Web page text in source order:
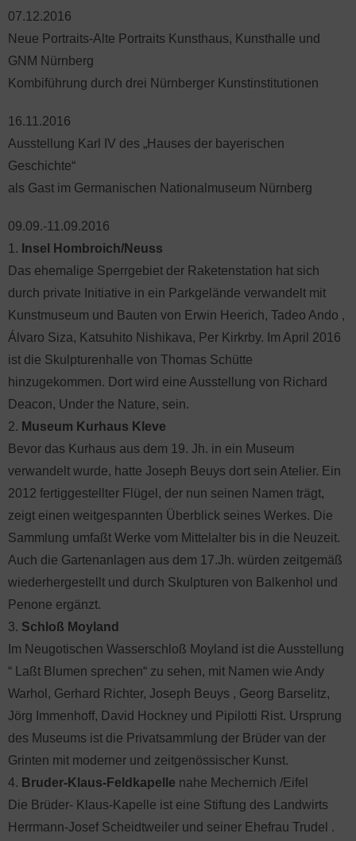
07.12.2016
Neue Portraits-Alte Portraits Kunsthaus, Kunsthalle und
GNM Nürnberg
Kombiführung durch drei Nürnberger Kunstinstitutionen
16.11.2016
Ausstellung Karl IV des „Hauses der bayerischen
Geschichte“
als Gast im Germanischen Nationalmuseum Nürnberg
09.09.-11.09.2016
1. Insel Hombroich/Neuss
Das ehemalige Sperrgebiet der Raketenstation hat sich
durch private Initiative in ein Parkgelände verwandelt mit
Kunstmuseum und Bauten von Erwin Heerich, Tadeo Ando ,
Álvaro Siza, Katsuhito Nishikava, Per Kirkrby. Im April 2016
ist die Skulpturenhalle von Thomas Schütte
hinzugekommen. Dort wird eine Ausstellung von Richard
Deacon, Under the Nature, sein.
2. Museum Kurhaus Kleve
Bevor das Kurhaus aus dem 19. Jh. in ein Museum
verwandelt wurde, hatte Joseph Beuys dort sein Atelier. Ein
2012 fertiggestellter Flügel, der nun seinen Namen trägt,
zeigt einen weitgespannten Überblick seines Werkes. Die
Sammlung umfaßt Werke vom Mittelalter bis in die Neuzeit.
Auch die Gartenanlagen aus dem 17.Jh. würden zeitgemäß
wiederhergestellt und durch Skulpturen von Balkenhol und
Penone ergänzt.
3. Schloß Moyland
Im Neugotischen Wasserschloß Moyland ist die Ausstellung
“ Laßt Blumen sprechen“ zu sehen, mit Namen wie Andy
Warhol, Gerhard Richter, Joseph Beuys , Georg Barselitz,
Jörg Immenhoff, David Hockney und Pipilotti Rist. Ursprung
des Museums ist die Privatsammlung der Brüder van der
Grinten mit moderner und zeitgenössischer Kunst.
4. Bruder-Klaus-Feldkapelle nahe Mechernich /Eifel
Die Brüder- Klaus-Kapelle ist eine Stiftung des Landwirts
Herrmann-Josef Scheidtweiler und seiner Ehefrau Trudel .